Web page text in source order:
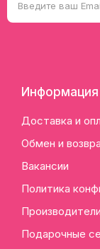
Информация
Доставка и
Обмен и
Вакансии
Политика
Производители
Подарочные